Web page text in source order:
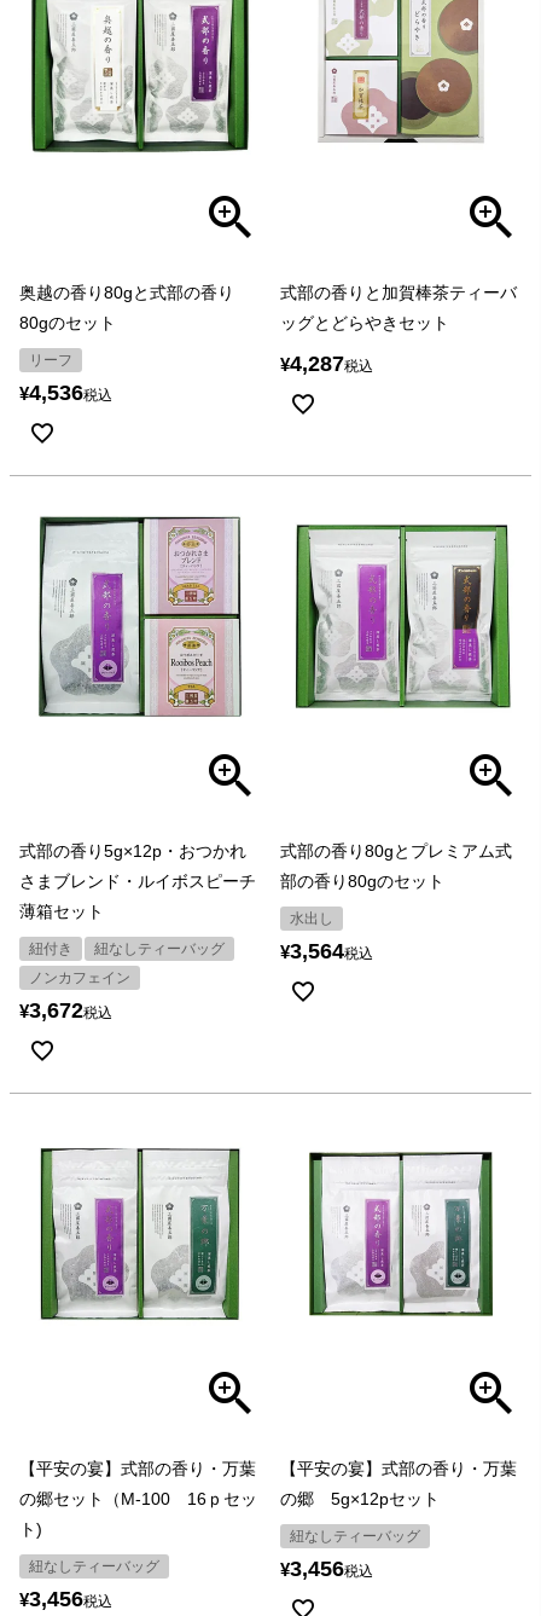
奥越の香り80gと式部の香り
80gのセット
リーフ
¥4,536税込
式部の香りと加賀棒茶ティーバ
ッグとどらやきセット
¥4,287税込
式部の香り5g×12p・おつかれ
さまブレンド・ルイボスピーチ
薄箱セット
紐付き
紐なしティーバッグ
ノンカフェイン
¥3,672税込
式部の香り80gとプレミアム式
部の香り80gのセット
水出し
¥3,564税込
【平安の宴】式部の香り・万葉
の郷セット（M-100 16ｐセッ
ト)
紐なしティーバッグ
¥3,456税込
【平安の宴】式部の香り・万葉
の郷 5g×12pセット
紐なしティーバッグ
¥3,456税込